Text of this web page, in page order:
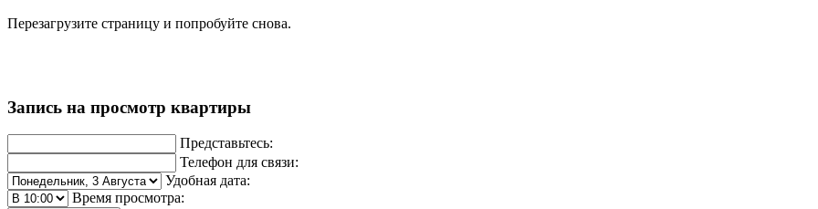
Перезагрузите страницу и попробуйте снова.
Запись на просмотр квартиры
Представьтесь:
Телефон для связи:
Удобная дата:
Время просмотра: